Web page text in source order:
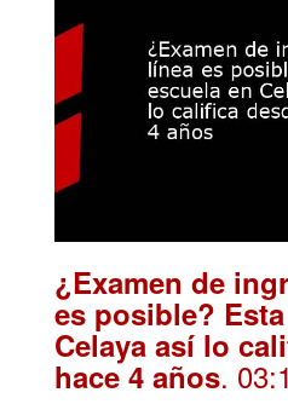
¿Examen de
es posible?
Celaya así lo
hace 4 años.